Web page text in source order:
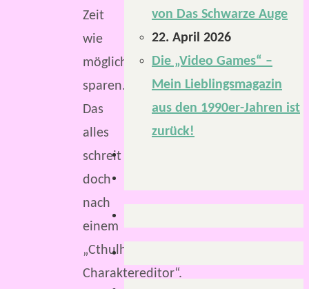
Zeit
wie
möglich
sparen.
Das
alles
schreit
doch
nach
einem
„Cthulhu
Charaktereditor“.
von Das Schwarze Auge
22. April 2026
Die „Video Games“ –
Mein Lieblingsmagazin
aus den 1990er-Jahren ist
zurück!